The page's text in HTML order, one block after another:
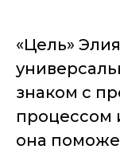
«Цель»
знаком с
процессом
она